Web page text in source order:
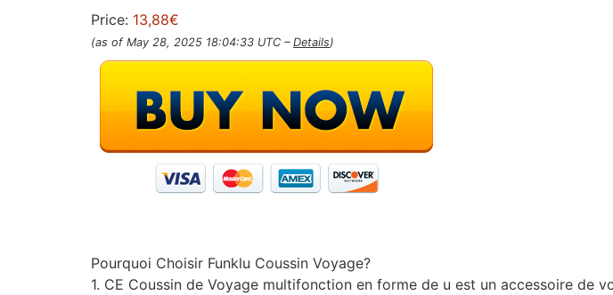
Price: 13,88€
(as of May 28, 2025 18:04:33 UTC – Details)
Pourquoi Choisir Funklu Coussin Voyage?
1. CE Coussin de Voyage multifonction en forme de u est un accessoire